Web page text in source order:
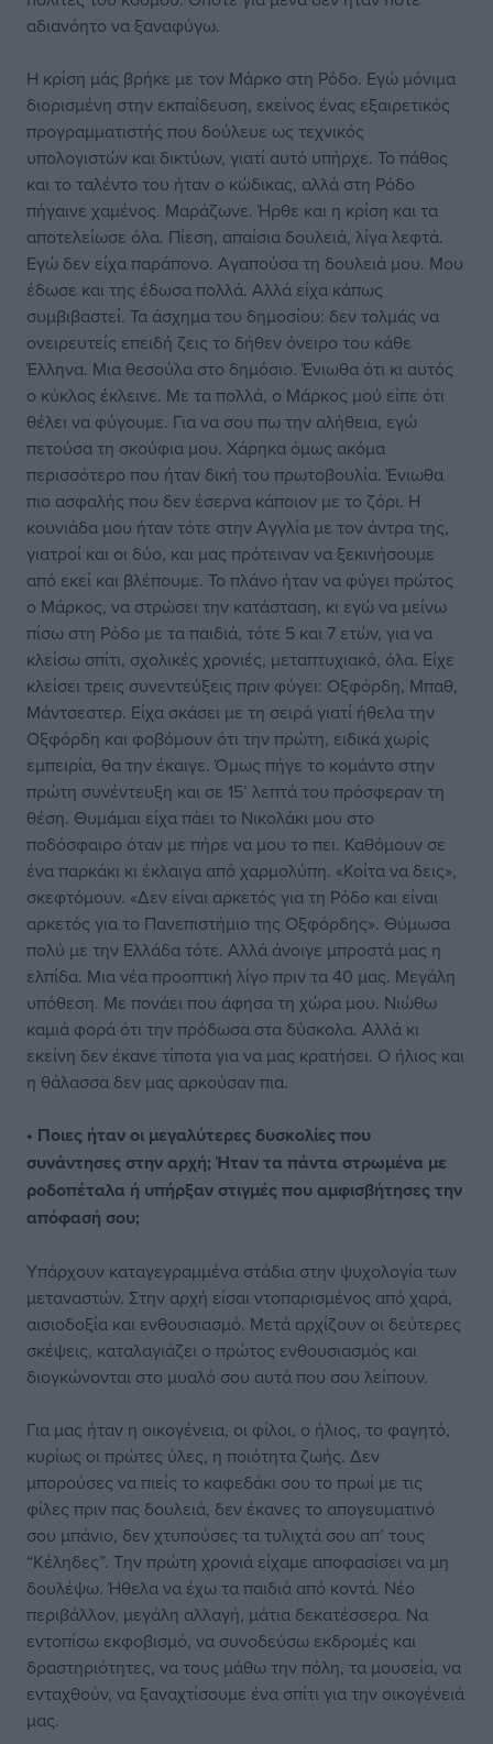
αδιανόητο να ξαναφύγω.
Η κρίση μάς βρήκε με τον Μάρκο στη Ρόδο. Εγώ μόνιμα
διορισμένη στην εκπαίδευση, εκείνος ένας εξαιρετικός
προγραμματιστής που δούλευε ως τεχνικός
υπολογιστών και δικτύων, γιατί αυτό υπήρχε. Το πάθος
και το ταλέντο του ήταν ο κώδικας, αλλά στη Ρόδο
πήγαινε χαμένος. Μαράζωνε. Ήρθε και η κρίση και τα
αποτελείωσε όλα. Πίεση, απαίσια δουλειά, λίγα λεφτά.
Εγώ δεν είχα παράπονο. Αγαπούσα τη δουλειά μου. Μου
έδωσε και της έδωσα πολλά. Αλλά είχα κάπως
συμβιβαστεί. Τα άσχημα του δημοσίου: δεν τολμάς να
ονειρευτείς επειδή ζεις το δήθεν όνειρο του κάθε
Έλληνα. Μια θεσούλα στο δημόσιο. Ένιωθα ότι κι αυτός
ο κύκλος έκλεινε. Με τα πολλά, ο Μάρκος μού είπε ότι
θέλει να φύγουμε. Για να σου πω την αλήθεια, εγώ
πετούσα τη σκούφια μου. Χάρηκα όμως ακόμα
περισσότερο που ήταν δική του πρωτοβουλία. Ένιωθα
πιο ασφαλής που δεν έσερνα κάποιον με το ζόρι. Η
κουνιάδα μου ήταν τότε στην Αγγλία με τον άντρα της,
γιατροί και οι δύο, και μας πρότειναν να ξεκινήσουμε
από εκεί και βλέπουμε. Το πλάνο ήταν να φύγει πρώτος
ο Μάρκος, να στρώσει την κατάσταση, κι εγώ να μείνω
πίσω στη Ρόδο με τα παιδιά, τότε 5 και 7 ετών, για να
κλείσω σπίτι, σχολικές χρονιές, μεταπτυχιακό, όλα. Είχε
κλείσει τρεις συνεντεύξεις πριν φύγει: Οξφόρδη, Μπαθ,
Μάντσεστερ. Είχα σκάσει με τη σειρά γιατί ήθελα την
Οξφόρδη και φοβόμουν ότι την πρώτη, ειδικά χωρίς
εμπειρία, θα την έκαιγε. Όμως πήγε το κομάντο στην
πρώτη συνέντευξη και σε 15’ λεπτά του πρόσφεραν τη
θέση. Θυμάμαι είχα πάει το Νικολάκι μου στο
ποδόσφαιρο όταν με πήρε να μου το πει. Καθόμουν σε
ένα παρκάκι κι έκλαιγα από χαρμολύπη. «Κοίτα να δεις»,
σκεφτόμουν. «Δεν είναι αρκετός για τη Ρόδο και είναι
αρκετός για το Πανεπιστήμιο της Οξφόρδης». Θύμωσα
πολύ με την Ελλάδα τότε. Αλλά άνοιγε μπροστά μας η
ελπίδα. Μια νέα προοπτική λίγο πριν τα 40 μας. Μεγάλη
υπόθεση. Με πονάει που άφησα τη χώρα μου. Νιώθω
καμιά φορά ότι την πρόδωσα στα δύσκολα. Αλλά κι
εκείνη δεν έκανε τίποτα για να μας κρατήσει. Ο ήλιος και
η θάλασσα δεν μας αρκούσαν πια.
• Ποιες ήταν οι μεγαλύτερες δυσκολίες που
συνάντησες στην αρχή; Ήταν τα πάντα στρωμένα με
ροδοπέταλα ή υπήρξαν στιγμές που αμφισβήτησες την
απόφασή σου;
Υπάρχουν καταγεγραμμένα στάδια στην ψυχολογία των
μεταναστών. Στην αρχή είσαι ντοπαρισμένος από χαρά,
αισιοδοξία και ενθουσιασμό. Μετά αρχίζουν οι δεύτερες
σκέψεις, καταλαγιάζει ο πρώτος ενθουσιασμός και
διογκώνονται στο μυαλό σου αυτά που σου λείπουν.
Για μας ήταν η οικογένεια, οι φίλοι, ο ήλιος, το φαγητό,
κυρίως οι πρώτες ύλες, η ποιότητα ζωής. Δεν
μπορούσες να πιείς το καφεδάκι σου το πρωί με τις
φίλες πριν πας δουλειά, δεν έκανες το απογευματινό
σου μπάνιο, δεν χτυπούσες τα τυλιχτά σου απ’ τους
“Κέληδες”. Την πρώτη χρονιά είχαμε αποφασίσει να μη
δουλέψω. Ήθελα να έχω τα παιδιά από κοντά. Νέο
περιβάλλον, μεγάλη αλλαγή, μάτια δεκατέσσερα. Να
εντοπίσω εκφοβισμό, να συνοδεύσω εκδρομές και
δραστηριότητες, να τους μάθω την πόλη, τα μουσεία, να
ενταχθούν, να ξαναχτίσουμε ένα σπίτι για την οικογένειά
μας.